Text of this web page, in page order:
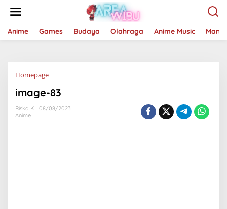
Anime Games Budaya Olahraga Anime Music
HomepageLampiran
image-83
Riska K
08/08/2023
Anime